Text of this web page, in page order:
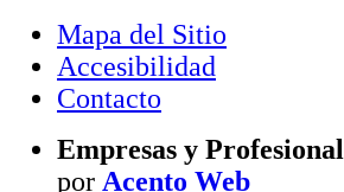
Mapa del Sitio
Accesibilidad
Contacto
Empresas y
por Acento Web